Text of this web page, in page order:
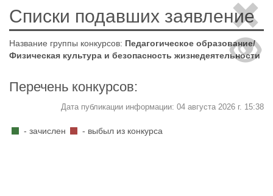
Списки подавших заявление
Название группы конкурсов: Педагогическое образование/
Физическая культура и безопасность жизнедеятельности
Перечень конкурсов:
Дата публикации информации: 04 августа 2026 г. 15:38
- зачислен - выбыл из конкурса